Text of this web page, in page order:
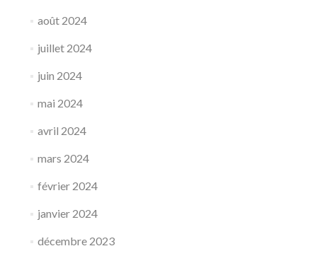
août 2024
juillet 2024
juin 2024
mai 2024
avril 2024
mars 2024
février 2024
janvier 2024
décembre 2023